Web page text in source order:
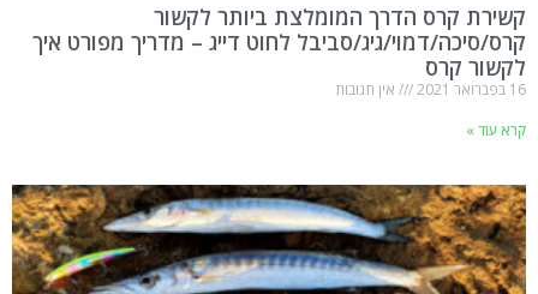
קשירת קרס הדרך המומלצת ביותר לקשור
קרס/סיכה/דמוי/גיג/סביבל לחוט דייג – מדריך מפורט איך
לקשור קרס
16 בפברואר 2021
אין תגובות
קרא עוד »